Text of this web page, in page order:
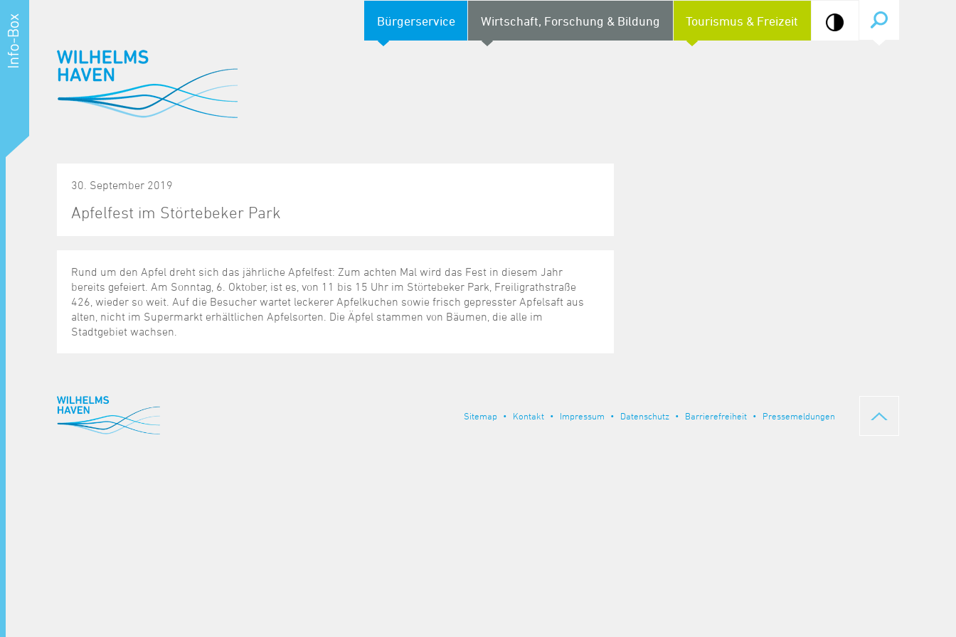
Bürgerservice Wirtschaft, Forschung & Bildung Tourismus & Freizeit
30. September 2019
Apfelfest im Störtebeker Park
Rund um den Apfel dreht sich das jährliche Apfelfest: Zum achten Mal wird das Fest in diesem Jahr
bereits gefeiert. Am Sonntag, 6. Oktober, ist es, von 11 bis 15 Uhr im Störtebeker Park, Freiligrathstraße
426, wieder so weit. Auf die Besucher wartet leckerer Apfelkuchen sowie frisch gepresster Apfelsaft aus
alten, nicht im Supermarkt erhältlichen Apfelsorten. Die Äpfel stammen von Bäumen, die alle im
Stadtgebiet wachsen.
Sitemap Kontakt Impressum Datenschutz Barrierefreiheit Pressemeldungen
^